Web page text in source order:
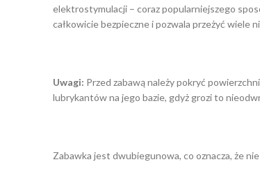
elektrostymulacji – coraz popularniejszego
całkowicie bezpieczne i pozwala przeżyć wiele
Uwagi: Przed zabawą należy pokryć
lubrykantów na jego bazie, gdyż grozi to
Zabawka jest dwubiegunowa, co oznacza, że